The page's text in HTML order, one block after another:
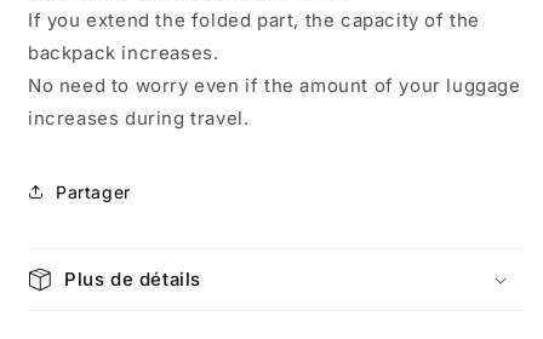
If you extend the folded part, the capacity of the
backpack increases.
No need to worry even if the amount of your luggage
increases during travel.
Partager
Plus de détails